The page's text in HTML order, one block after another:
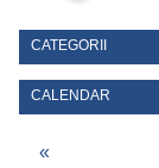
CATEGORII
CALENDAR
«